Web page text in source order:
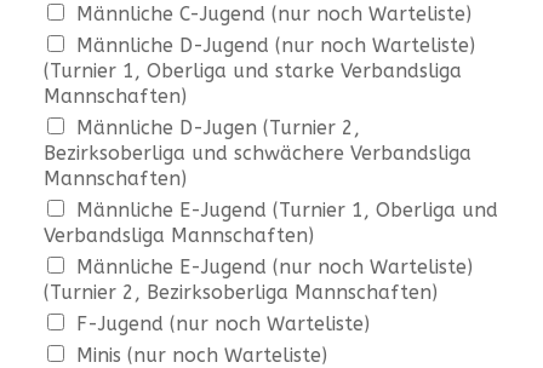
Männliche C-Jugend (nur noch Warteliste)
Männliche D-Jugend (nur noch Warteliste)
(Turnier 1, Oberliga und starke Verbandsliga
Mannschaften)
Männliche D-Jugen (Turnier 2,
Bezirksoberliga und schwächere Verbandsliga
Mannschaften)
Männliche E-Jugend (Turnier 1, Oberliga und
Verbandsliga Mannschaften)
Männliche E-Jugend (nur noch Warteliste)
(Turnier 2, Bezirksoberliga Mannschaften)
F-Jugend (nur noch Warteliste)
Minis (nur noch Warteliste)